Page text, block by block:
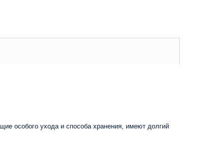
особого ухода и способа хранения, имеют долгий